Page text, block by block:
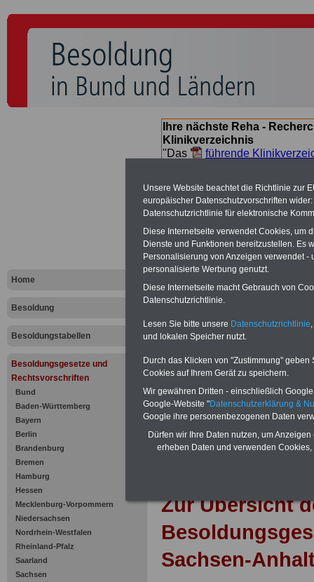
Home
Besoldung
Besoldungstabellen
Besoldungsgesetze und
Rechtsvorschriften
Bund
Baden-Württemberg
Bayern
Berlin
Brandenburg
Bremen
Hamburg
Hessen
Mecklenburg-Vorpommern
Niedersachsen
Nordrhein-Westfalen
Rheinland-Pfalz
Saarland
Sachsen
Ihre nächste Reha -
Klinikverzeichnis
"Das
führende
suchen. Beamtinnen und
Angebote nach
Landes
59
Zur Übersicht
Sachsen-
Unsere Website beachtet die Richtlinie zur
europäischer Datenschutzvorschriften
Datenschutzrichtlinie für elektronische
Diese Internetseite verwendet Cookies, um
Dienste und Funktionen bereitzustellen. Es
Personalisierung von Anzeigen verwendet
personalisierte Werbung genutzt.
Diese Internetseite macht Gebrauch von
Datenschutzrichtlinie.
Lesen Sie bitte unsere Datenschutzrichtlinie
und lokalen Speicher nutzt.
Durch das Klicken von "Zustimmung"
Cookies auf Ihrem Gerät zu speichern.
Wir gewähren Dritten - einschließlich
Google-Website "Datenschutzerklärung &
Google ihre personenbezogenen Daten
Dürfen wir Ihre Daten nutzen, um
erheben Daten und verwenden